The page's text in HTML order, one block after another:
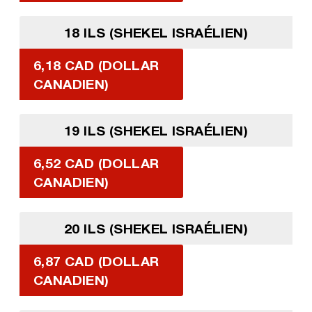
18 ILS (SHEKEL ISRAÉLIEN)
6,18 CAD (DOLLAR
CANADIEN)
19 ILS (SHEKEL ISRAÉLIEN)
6,52 CAD (DOLLAR
CANADIEN)
20 ILS (SHEKEL ISRAÉLIEN)
6,87 CAD (DOLLAR
CANADIEN)